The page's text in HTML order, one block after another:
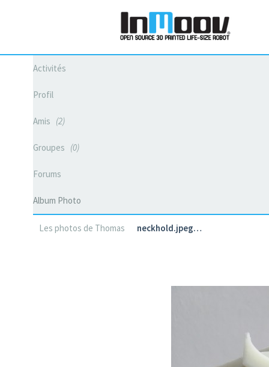
Activités
Profil
Amis 2
Groupes 0
Forums
Album Photo
Les photos de Thomas neckhold.jpeg…